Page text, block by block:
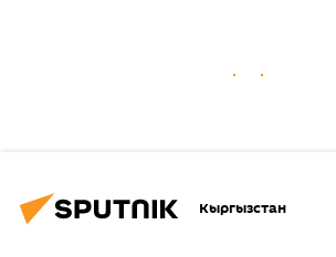
Кыргызстан